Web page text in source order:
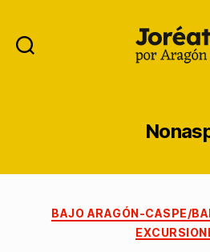
BAJO ARAGÓN-CASPE/